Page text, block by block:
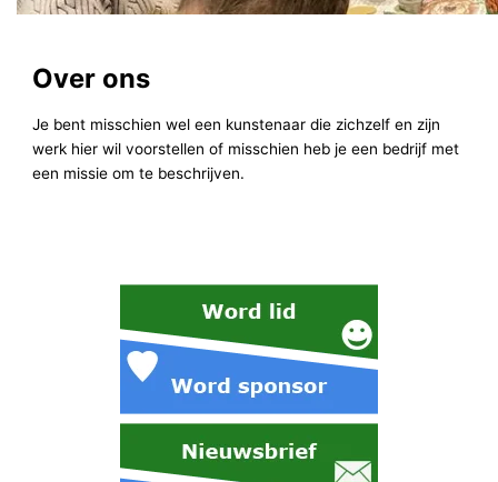
Over ons
Je bent misschien wel een kunstenaar die zichzelf en zijn
werk hier wil voorstellen of misschien heb je een bedrijf met
een missie om te beschrijven.